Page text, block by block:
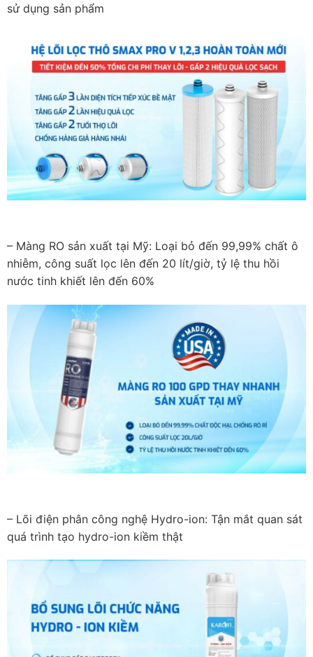
sử dụng sản phẩm
– Màng RO sản xuất tại Mỹ: Loại bỏ đến 99,99% chất ô
nhiễm, công suất lọc lên đến 20 lít/giờ, tỷ lệ thu hồi
nước tinh khiết lên đến 60%
– Lõi điện phân công nghệ Hydro-ion: Tận mắt quan sát
quá trình tạo hydro-ion kiềm thật